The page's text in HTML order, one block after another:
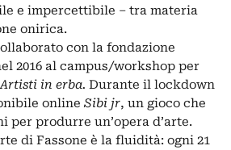
e impercettibile ‒ tra materia
onirica.
con la fondazione
2016 al campus/workshop per
Artisti in erba. Durante il lockdown
online Sibi jr, un gioco che
per produrre un’opera d’arte.
di Fassone è la fluidità: ogni 21